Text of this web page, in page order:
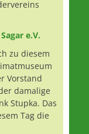
e.V.
zu diesem
Vorstand
damalige
Stupka. Das
Tag die